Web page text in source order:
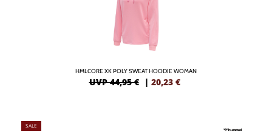
HMLCORE XK POLY SWEAT HOODIE WOMAN
UVP 44,95 € | 20,23 €
SALE